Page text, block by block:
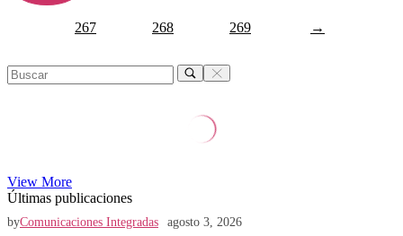
267 268 269 →
View More
Últimas publicaciones
byComunicaciones Integradas agosto 3, 2026